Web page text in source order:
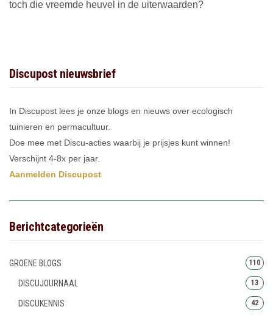
toch die vreemde heuvel in de uiterwaarden?
Discupost nieuwsbrief
In Discupost lees je onze blogs en nieuws over ecologisch
tuinieren en permacultuur.
Doe mee met Discu-acties waarbij je prijsjes kunt winnen!
Verschijnt 4-8x per jaar.
Aanmelden Discupost
Berichtcategorieën
GROENE BLOGS 110
DISCUJOURNAAL 13
DISCUKENNIS 42